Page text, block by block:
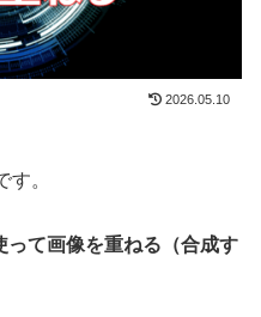
2026.05.10
。
って画像を重ねる（合成す